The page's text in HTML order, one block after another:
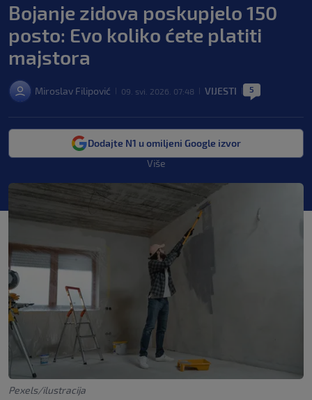
Bojanje zidova poskupjelo 150
posto: Evo koliko ćete platiti
majstora
Miroslav Filipović 09. svi. 2026. 07:48 VIJESTI 5
Dodajte N1 u omiljeni Google izvor
Više
Pexels/ilustracija